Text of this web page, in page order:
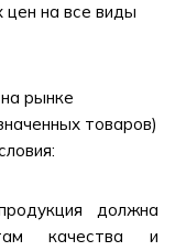
цен на все виды
рынке
товаров)
должна
качества и